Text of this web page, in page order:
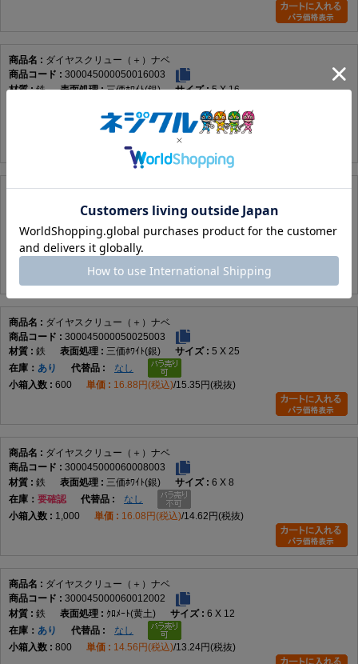
ダイヤスクリュー（＋）ナベ
300045000050016003
鉄
三価ﾎﾜｲﾄ(銀)
5 X 16
12.99円(税込) 11.81円(税抜)
ダイヤスクリュー（＋）ナベ
300045000050020003
在庫
あり
なし
800
14.74円(税込) 13.4円(税抜)
ダイヤスクリュー（＋）ナベ
300045000050025003
鉄
三価ﾎﾜｲﾄ(銀)
5 X 25
在庫
あり
なし
600
16.88円(税込) 15.35円(税抜)
ダイヤスクリュー（＋）ナベ
300045000060008003
鉄
三価ﾎﾜｲﾄ(銀)
6 X 8
在庫
要確認
なし
1,000
16.08円(税込) 14.62円(税抜)
ダイヤスクリュー（＋）ナベ
300045000060012002
鉄
ｸﾛﾒｰﾄ(黄土)
6 X 12
在庫
あり
なし
800
14.56円(税込) 13.24円(税抜)